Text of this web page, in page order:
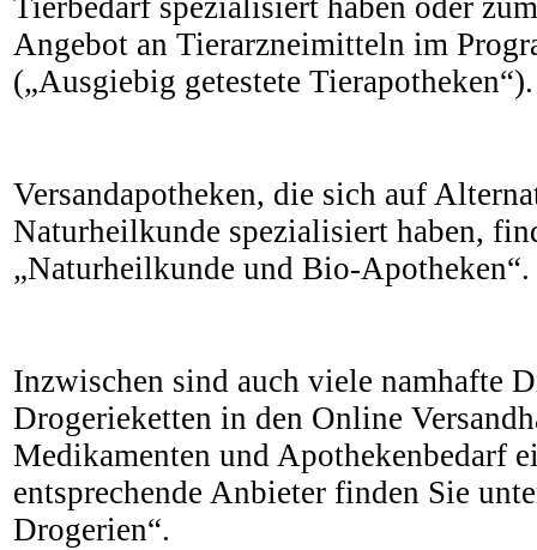
Tierbedarf spezialisiert haben oder
Angebot an Tierarzneimitteln im
(„Ausgiebig getestete Tierapotheken“).
Versandapotheken, die sich auf
Naturheilkunde spezialisiert haben,
„Naturheilkunde und Bio-Apotheken“.
Inzwischen sind auch viele namhafte
Drogerieketten in den Online
Medikamenten und Apothekenbedarf
entsprechende Anbieter finden Sie
Drogerien“.